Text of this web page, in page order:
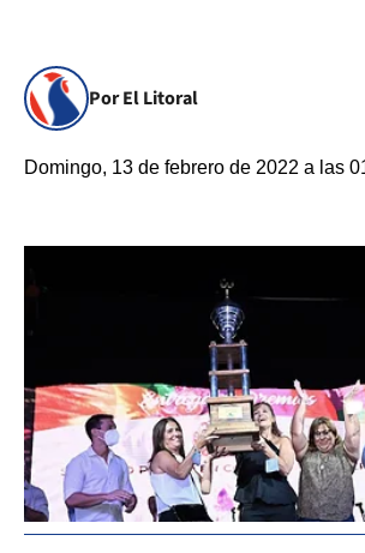
Por El Litoral
Domingo, 13 de febrero de 2022 a las